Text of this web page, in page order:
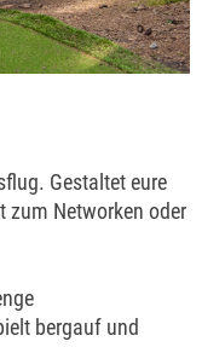
Gestaltet eure
zum Networken oder
bergauf und